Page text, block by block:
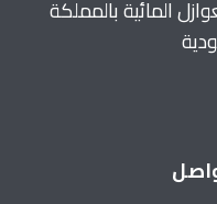
المائية بالمملكة